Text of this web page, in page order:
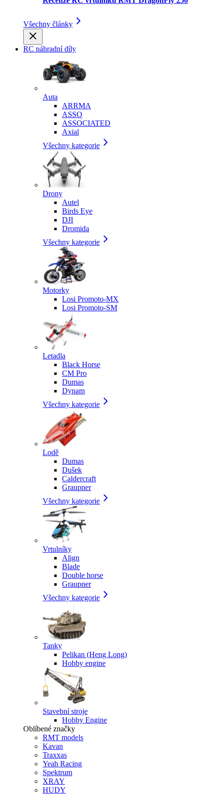
Všechny články
RC náhradní díly
Auta
ARRMA
ASSO
ASSOCIATED
Axial
Všechny kategorie
Drony
Autel
Birds Eye
DJI
Dromida
Všechny kategorie
Motorky
Losi Promoto-MX
Losi Promoto-SM
Letadla
Black Horse
CM Pro
Dumas
Dynam
Všechny kategorie
Lodě
Dumas
Dušek
Caldercraft
Graupner
Všechny kategorie
Vrtulníky
Align
Blade
Double horse
Graupner
Všechny kategorie
Tanky
Pelikan (Heng Long)
Hobby engine
Stavební stroje
Hobby Engine
Oblíbené značky
RMT models
Kavan
Traxxas
Yeah Racing
Spektrum
XRAY
HUDY